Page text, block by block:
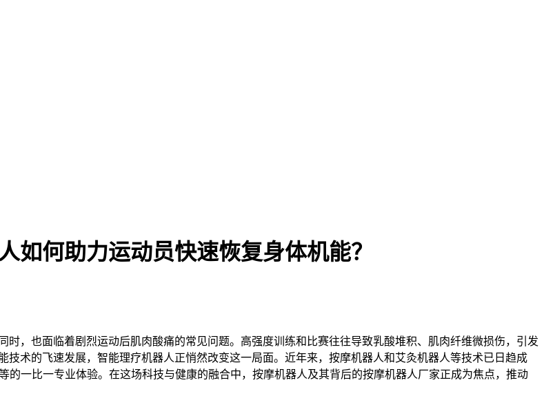
如何助力运动员快速恢复身体机能？
，也面临着剧烈运动后肌肉酸痛的常见问题。高强度训练和比赛往往导致乳酸堆积、肌肉纤维微损伤，引发
术的飞速发展，智能理疗机器人正悄然改变这一局面。近年来，按摩机器人和艾灸机器人等技术已日趋成
一比一专业体验。在这场科技与健康的融合中，按摩机器人及其背后的按摩机器人厂家正成为焦点，推动